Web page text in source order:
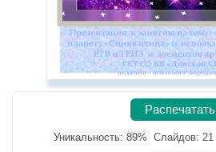
Распечатать
Уникальность: 89% Слайдов: 21